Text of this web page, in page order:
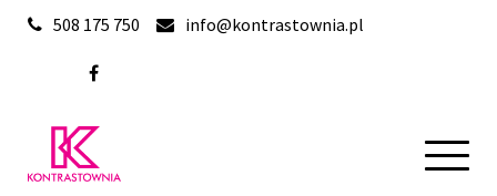
Skip
508 175 750 info@kontrastownia.pl